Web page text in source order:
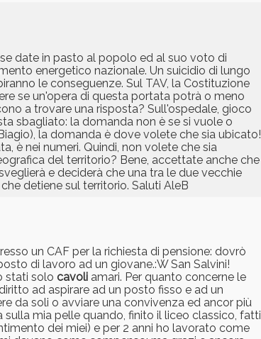
date in pasto al popolo ed al suo voto di
energetico nazionale. Un suicidio di lungo
le conseguenze. Sul TAV, la Costituzione
se un'opera di questa portata potrà o meno
a trovare una risposta? Sull'ospedale, gioco
sbagliato: la domanda non è se si vuole o
la domanda è dove volete che sia ubicato!
è nei numeri. Quindi, non volete che sia
del territorio? Bene, accettate anche che
e deciderà che una tra le due vecchie
detiene sul territorio. Saluti AleB
un CAF per la richiesta di pensione: dovrò
di lavoro ad un giovane.:W San Salvini!
stati solo cavoli amari. Per quanto concerne le
ad aspirare ad un posto fisso e ad un
da soli o avviare una convivenza ed ancor più
mia pelle quando, finito il liceo classico, fatti
dei miei) e per 2 anni ho lavorato come